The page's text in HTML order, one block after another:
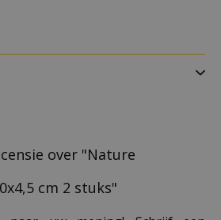
over "Nature
cm 2 stuks"